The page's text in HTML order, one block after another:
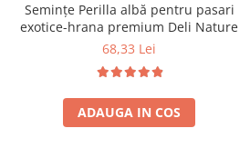
Semințe Perilla albă pentru pasari
exotice-hrana premium Deli Nature
68,33 Lei
ADAUGA IN COS